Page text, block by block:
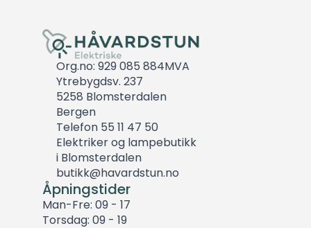
Org.no: 929 085 884MVA
Ytrebygdsv. 237
5258 Blomsterdalen
Bergen
Telefon 55 11 47 50
Elektriker og lampebutikk
i Blomsterdalen
butikk@havardstun.no
Åpningstider
Man-Fre: 09 - 17
Torsdag: 09 - 19